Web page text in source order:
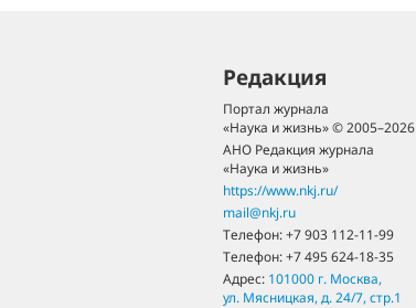
Редакция
Портал журнала
«Наука и жизнь» © 2005–2026
АНО Редакция журнала
«Наука и жизнь»
https://www.nkj.ru/
mail@nkj.ru
Телефон:+7 903 112-11-99
Телефон:+7 495 624-18-35
Адрес: 101000 г. Москва,
ул. Мясницкая, д. 24/7, стр.1